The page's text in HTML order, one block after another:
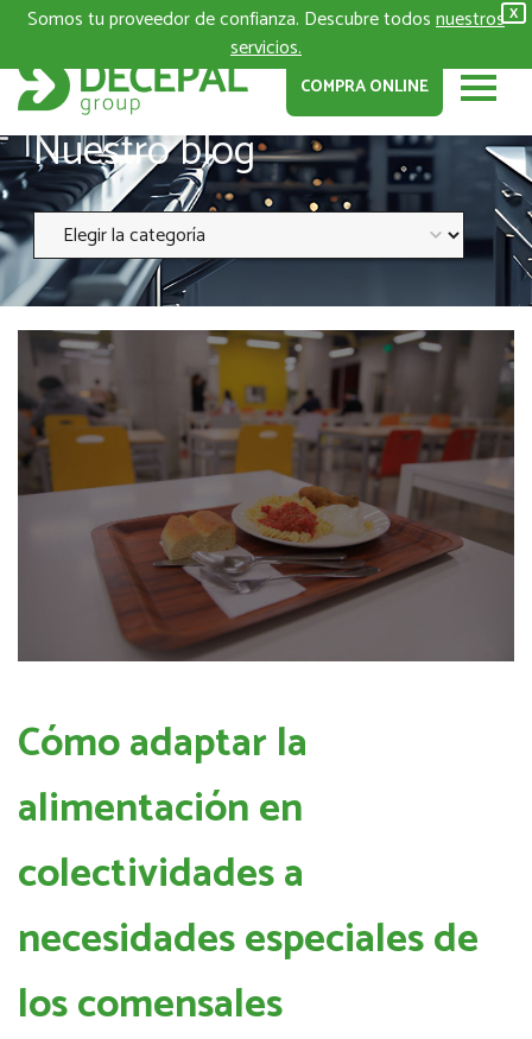
X
Somos tu proveedor de confianza. Descubre todosnuestros
servicios.
COMPRA ONLINE
Nuestro blog
Cómo adaptar la
alimentación en
colectividades a
necesidades especiales de
los comensales